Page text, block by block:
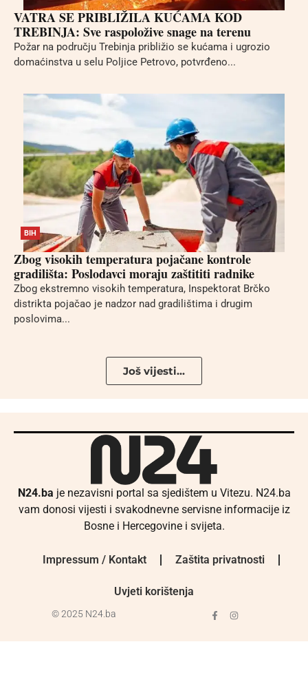
VATRA SE PRIBLIŽILA KUĆAMA KOD
TREBINJA: Sve raspoložive snage na terenu
Požar na području Trebinja približio se kućama i ugrozio
domaćinstva u selu Poljice Petrovo, potvrđeno...
BIH
Zbog visokih temperatura pojačane kontrole
gradilišta: Poslodavci moraju zaštititi radnike
Zbog ekstremno visokih temperatura, Inspektorat Brčko
distrikta pojačao je nadzor nad gradilištima i drugim
poslovima...
Još vijesti...
N24.ba je nezavisni portal sa sjedištem u Vitezu. N24.ba
vam donosi vijesti i svakodnevne servisne informacije iz
Bosne i Hercegovine i svijeta.
Impressum / Kontakt Zaštita privatnosti
Uvjeti korištenja
© 2025 N24.ba